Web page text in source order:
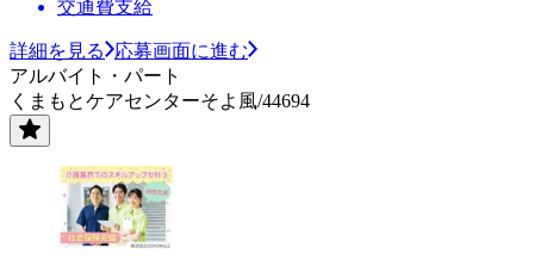
交通費支給
詳細を見る
応募画面に進む
アルバイト・パート
くまもとケアセンターそよ風/44694